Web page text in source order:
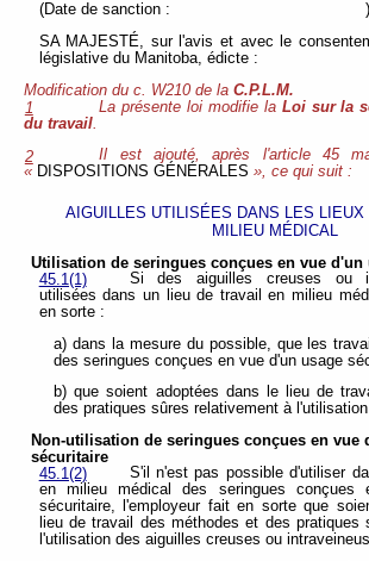
(Date de sanction : )
SA MAJESTÉ, sur l'avis et avec le
législative du Manitoba, édicte :
Modification du c. W210 de la C.P.L.M.
1
La présente loi modifie la Loi sur la
du travail
2
Il est ajouté, après l'article 45
« DISPOSITIONS GÉNÉRALES », ce qui suit :
AIGUILLES UTILISÉES DANS LES LIEUX
MILIEU MÉDICAL
Utilisation de seringues conçues en vue
45.1(1)
Si des aiguilles creuses ou
utilisées dans un lieu de travail en milieu
en sorte :
a) dans la mesure du possible, que les
des seringues conçues en vue d'un usage
b) que soient adoptées dans le lieu de
des pratiques sûres relativement à
Non-utilisation de seringues conçues en vue
sécuritaire
45.1(2)
S'il n'est pas possible d'utiliser
en milieu médical des seringues conçues
sécuritaire, l'employeur fait en sorte que
lieu de travail des méthodes et des pratiques
l'utilisation des aiguilles creuses ou